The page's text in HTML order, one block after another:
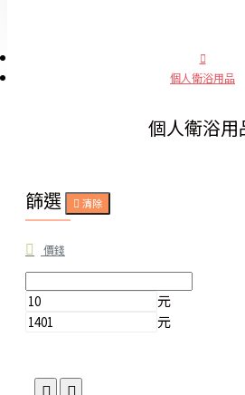
個人衛浴用品
個人衛浴用
篩選 清除
價錢
元
元